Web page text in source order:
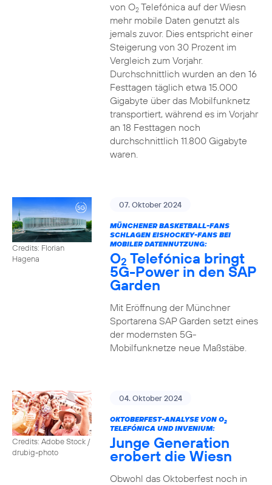
von O2Telefónica auf der Wiesn
mehr mobile Daten genutzt als
jemals zuvor. Dies entspricht einer
Steigerung von 30 Prozent im
Vergleich zum Vorjahr.
Durchschnittlich wurden an den 16
Festtagen täglich etwa 15.000
Gigabyte über das Mobilfunknetz
transportiert, während es im Vorjahr
an 18 Festtagen noch
durchschnittlich 11.800 Gigabyte
waren.
Credits: Florian
Hagena
07. Oktober 2024
MÜNCHENER BASKETBALL-FANS
SCHLAGEN EISHOCKEY-FANS BEI
MOBILER DATENNUTZUNG:
O2 Telefónica bringt
5G-Power in den SAP
Garden
Mit Eröffnung der Münchner
Sportarena SAP Garden setzt eines
der modernsten 5G-
Mobilfunknetze neue Maßstäbe.
Credits: Adobe Stock /
drubig-photo
04. Oktober 2024
OKTOBERFEST-ANALYSE VON O2
TELEFÓNICA UND INVENIUM:
Junge Generation
erobert die Wiesn
Obwohl das Oktoberfest noch in